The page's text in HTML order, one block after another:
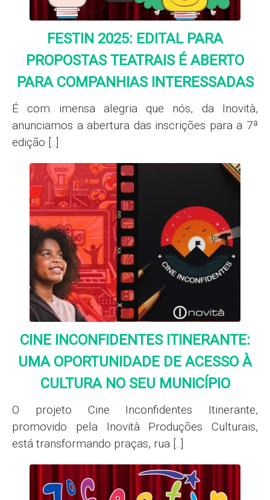
FESTIN 2025: EDITAL PARA
PROPOSTAS TEATRAIS É ABERTO
PARA COMPANHIAS INTERESSADAS
É com imensa alegria que nós, da Inovità,
anunciamos a abertura das inscrições para a 7ª
edição [..]
CINE INCONFIDENTES ITINERANTE:
UMA OPORTUNIDADE DE ACESSO À
CULTURA NO SEU MUNICÍPIO
O projeto Cine Inconfidentes Itinerante,
promovido pela Inovità Produções Culturais,
está transformando praças, rua [..]